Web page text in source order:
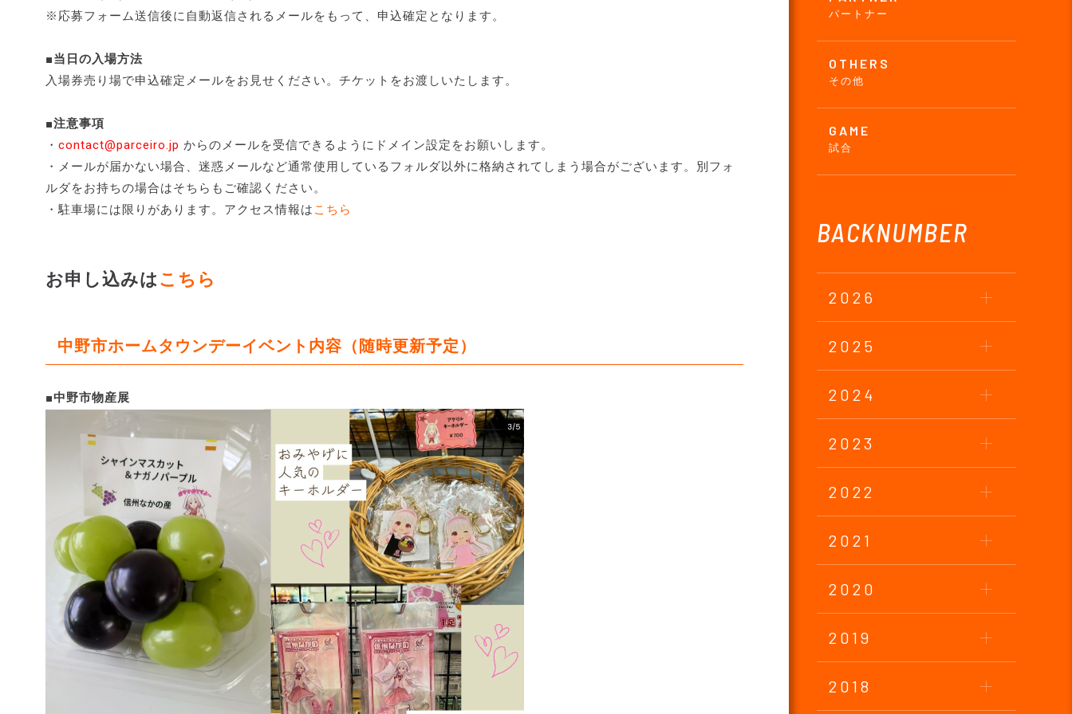
パートナー
OTHERS
その他
GAME
試合
BACKNUMBER
2026
2025
2024
2023
2022
2021
2020
2019
2018
※応募フォーム送信後に自動返信されるメールをもって、申込確定となります。
■当日の入場方法
入場券売り場で申込確定メールをお見せください。チケットをお渡しいたします。
■注意事項
・ contact@parceiro.jp からのメールを受信できるようにドメイン設定をお願いします。
・メールが届かない場合、迷惑メールなど通常使用しているフォルダ以外に格納されてしまう場合がございます。別フォ
ルダをお持ちの場合はそちらもご確認ください。
・駐車場には限りがあります。アクセス情報は こちら
お申し込みは こちら
中野市ホームタウンデーイベント内容（随時更新予定）
■中野市物産展